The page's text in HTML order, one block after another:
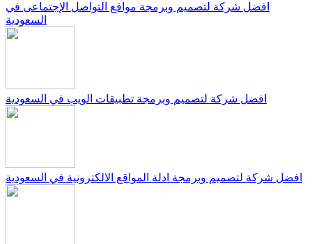
افضل شركة لتصميم وبرمجة مواقع التواصل الإجتماعى في
السعودية
افضل شركة لتصميم وبرمجة تطبيقات الويب في السعودية
افضل شركة لتصميم وبرمجة ادلة المواقع الالكترونية في السعودية